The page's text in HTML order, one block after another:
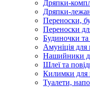
Дряпки-
Дряпки-
Переноски,
Переноски
Будиночки та
Амуніція для
Нашийники
Шлеї та
Килимки для
Туалети,